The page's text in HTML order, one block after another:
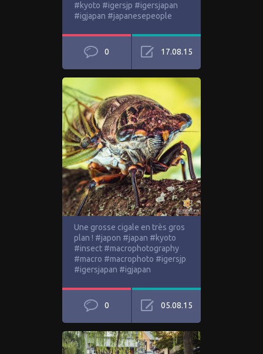
#kyoto #igersjp #igersjapan
#igjapan #japanesepeople
0 17.08.15
Une grosse cigale en très gros
plan ! #japon #japan #kyoto
#insect #macrophotography
#macro #macrophoto #igersjp
#igersjapan #igjapan
0 05.08.15